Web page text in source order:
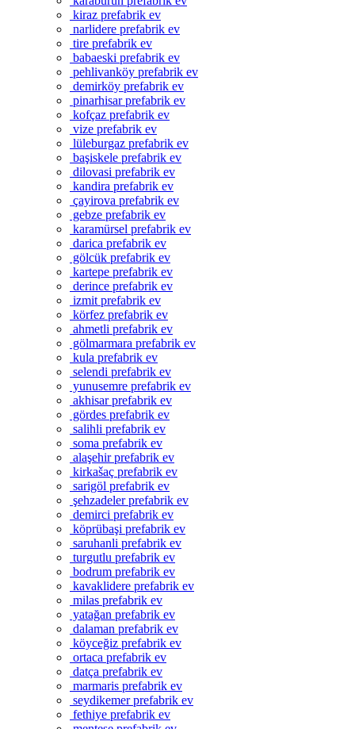
kiraz prefabrik ev
narlidere prefabrik ev
tire prefabrik ev
babaeski prefabrik ev
pehlivanköy prefabrik ev
demirköy prefabrik ev
pinarhisar prefabrik ev
kofçaz prefabrik ev
vize prefabrik ev
lüleburgaz prefabrik ev
başiskele prefabrik ev
dilovasi prefabrik ev
kandira prefabrik ev
çayirova prefabrik ev
gebze prefabrik ev
karamürsel prefabrik ev
darica prefabrik ev
gölcük prefabrik ev
kartepe prefabrik ev
derince prefabrik ev
izmit prefabrik ev
körfez prefabrik ev
ahmetli prefabrik ev
gölmarmara prefabrik ev
kula prefabrik ev
selendi prefabrik ev
yunusemre prefabrik ev
akhisar prefabrik ev
gördes prefabrik ev
salihli prefabrik ev
soma prefabrik ev
alaşehir prefabrik ev
kirkašaç prefabrik ev
sarigöl prefabrik ev
şehzadeler prefabrik ev
demirci prefabrik ev
köprübaşi prefabrik ev
saruhanli prefabrik ev
turgutlu prefabrik ev
bodrum prefabrik ev
kavaklidere prefabrik ev
milas prefabrik ev
yatağan prefabrik ev
dalaman prefabrik ev
köyceğiz prefabrik ev
ortaca prefabrik ev
datça prefabrik ev
marmaris prefabrik ev
seydikemer prefabrik ev
fethiye prefabrik ev